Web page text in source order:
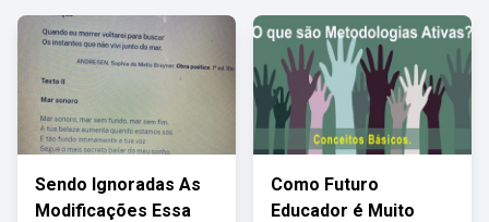
Sendo Ignoradas As
Modificações Essa
Como Futuro
Educador é Muito